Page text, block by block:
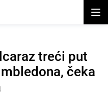
treći put
čeka